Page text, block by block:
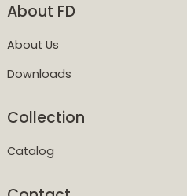
About FD
About Us
Downloads
Collection
Catalog